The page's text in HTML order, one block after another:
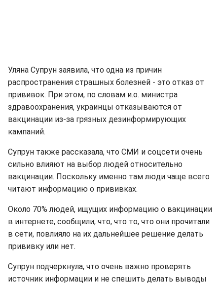
Уляна Супрун заявила, что одна из причин
распространения страшных болезней - это отказ от
прививок. При этом, по словам и.о. министра
здравоохранения, украинцы отказываются от
вакцинации из-за грязных дезинформирующих
кампаний.
Супрун также рассказала, что СМИ и соцсети очень
сильно влияют на выбор людей относительно
вакцинации. Поскольку именно там люди чаще всего
читают информацию о прививках.
Около 70% людей, ищущих информацию о вакцинации
в интернете, сообщили, что, что то, что они прочитали
в сети, повлияло на их дальнейшее решение делать
прививку или нет.
Супрун подчеркнула, что очень важно проверять
источник информации и не спешить делать выводы